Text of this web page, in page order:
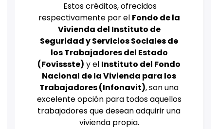
Estos créditos, ofrecidos
respectivamente por el Fondo de la
Vivienda del Instituto de
Seguridad y Servicios Sociales de
los Trabajadores del Estado
(Fovissste) y el Instituto del Fondo
Nacional de la Vivienda para los
Trabajadores (Infonavit), son una
excelente opción para todos aquellos
trabajadores que desean adquirir una
vivienda propia.